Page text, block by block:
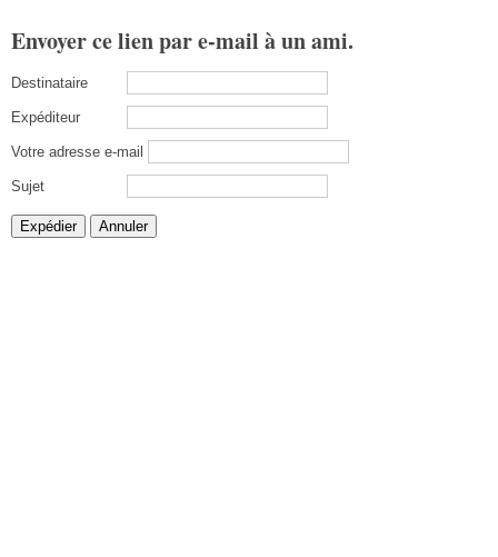
Envoyer ce lien par e-mail à un ami.
Destinataire
Expéditeur
Votre adresse e-mail
Sujet
Expédier Annuler